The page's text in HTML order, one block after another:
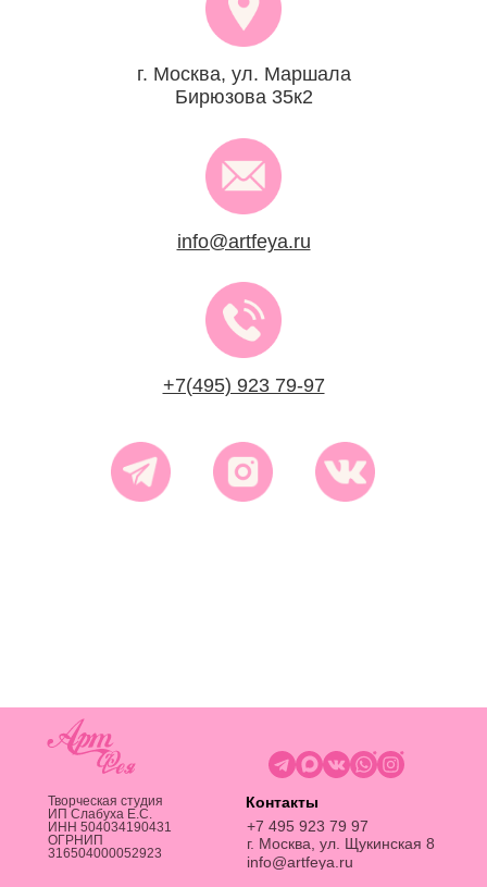
г. Москва, ул. Маршала
Бирюзова 35к2
info@artfeya.ru
+7(495) 923 79-97
Контакты
Творческая студия
ИП Слабуха Е.C.
ИНН 504034190431
ОГРНИП
316504000052923
+7 495 923 79 97
г. Москва, ул. Щукинская 8
info@artfeya.ru